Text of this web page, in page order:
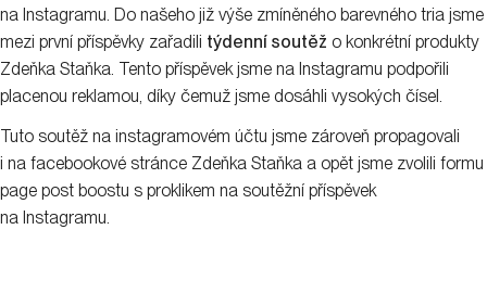
na Instagramu. Do našeho již výše zmíněného barevného tria jsme
mezi první příspěvky zařadili týdenní soutěž o konkrétní produkty
Zdeňka Staňka. Tento příspěvek jsme na Instagramu podpořili
placenou reklamou, díky čemuž jsme dosáhli vysokých čísel.
Tuto soutěž na instagramovém účtu jsme zároveň propagovali
i na facebookové stránce Zdeňka Staňka a opět jsme zvolili formu
page post boostu s proklikem na soutěžní příspěvek
na Instagramu.